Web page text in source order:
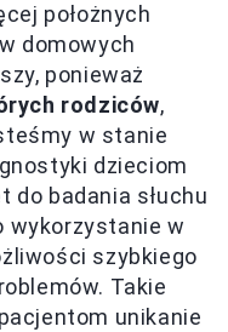
położnych
domowych
ponieważ
rodziców,
w stanie
dzieciom
do badania słuchu
wykorzystanie w
szybkiego
Takie
unikanie